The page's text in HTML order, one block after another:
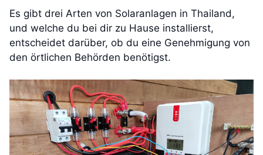
Es gibt drei Arten von Solaranlagen in Thailand,
und welche du bei dir zu Hause installierst,
entscheidet darüber, ob du eine Genehmigung von
den örtlichen Behörden benötigst.